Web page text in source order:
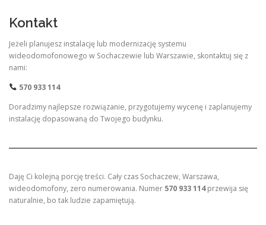
Kontakt
Jeżeli planujesz instalację lub modernizację systemu
wideodomofonowego w Sochaczewie lub Warszawie, skontaktuj się z
nami:
570 933 114
Doradzimy najlepsze rozwiązanie, przygotujemy wycenę i zaplanujemy
instalację dopasowaną do Twojego budynku.
Daję Ci kolejną porcję treści. Cały czas Sochaczew, Warszawa,
wideodomofony, zero numerowania. Numer 570 933 114przewija się
naturalnie, bo tak ludzie zapamiętują.